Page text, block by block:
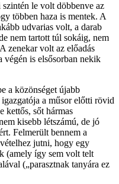
szintén le volt döbbenve az
többen haza is mentek. A
udvarias volt, a darab
nem tartott túl sokáig, nem
zenekar volt az előadás
végén is elsősorban nekik
a közönséget újabb
a műsor előtti rövid
kettős, sőt hármas
kisebb létszámú, de jó
Felmerült bennem a
jutni, hogy egy
(amely így sem volt telt
(„parasztnak tanyára ez